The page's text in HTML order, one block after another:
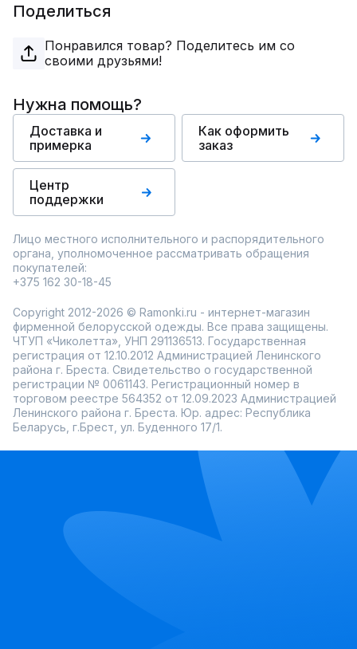
Поделиться
Понравился товар? Поделитесь им со
своими друзьями!
Нужна помощь?
Доставка и
примерка
Как оформить
заказ
Центр
поддержки
Лицо местного исполнительного и распорядительного
органа, уполномоченное рассматривать обращения
покупателей:
+375 162 30-18-45
Copyright 2012-2026 © Ramonki.ru - интернет-магазин
фирменной белорусской одежды. Все права защищены.
ЧТУП «Чиколетта», УНП 291136513. Государственная
регистрация от 12.10.2012 Администрацией Ленинского
района г. Бреста. Свидетельство о государственной
регистрации № 0061143. Регистрационный номер в
торговом реестре 564352 от 12.09.2023 Администрацией
Ленинского района г. Бреста. Юр. адрес: Республика
Беларусь, г.Брест, ул. Буденного 17/1.